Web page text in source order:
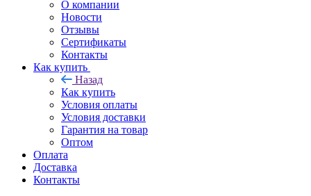
О компании
Новости
Отзывы
Сертификаты
Контакты
Как купить
Назад
Как купить
Условия оплаты
Условия доставки
Гарантия на товар
Оптом
Оплата
Доставка
Контакты